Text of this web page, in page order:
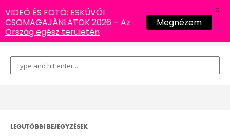
LEGUTÓBBI BEJEGYZÉSEK
VIDEÓ ÉS FOTÓ: ESKÜVŐI
CSOMAGAJÁNLATOK 2026 – Az
Ország egész területén
Megnézem
X